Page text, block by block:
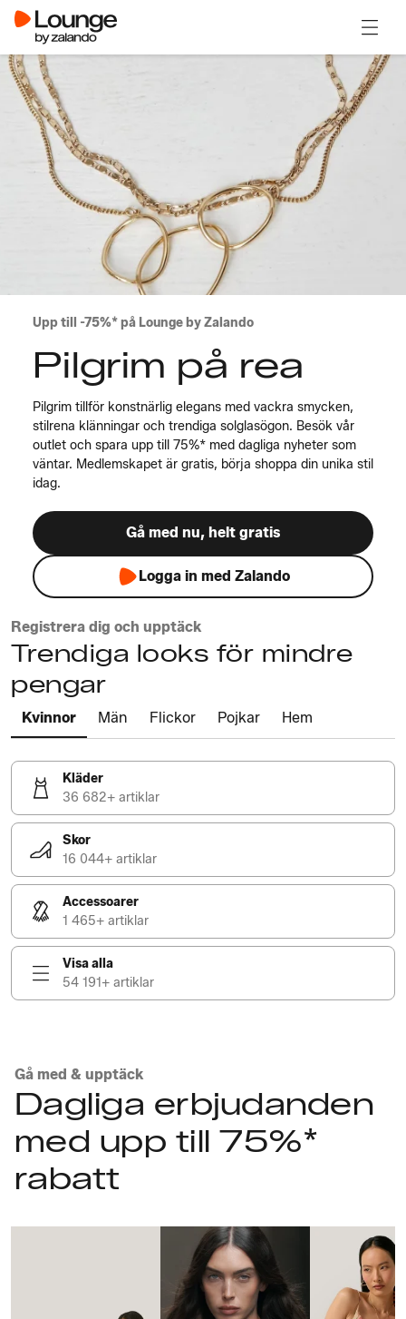
Upp till -75%* på Lounge by Zalando
Pilgrim på rea
Pilgrim tillför konstnärlig elegans med vackra smycken,
stilrena klänningar och trendiga solglasögon. Besök vår
outlet och spara upp till 75%* med dagliga nyheter som
väntar. Medlemskapet är gratis, börja shoppa din unika stil
idag.
Gå med nu, helt gratis
Logga in med Zalando
Registrera dig och upptäck
Trendiga looks för mindre
pengar
Kvinnor Män Flickor Pojkar Hem
Kläder
36 682+ artiklar
Skor
16 044+ artiklar
Accessoarer
1 465+ artiklar
Visa alla
54 191+ artiklar
Gå med & upptäck
Dagliga erbjudanden
med upp till 75%*
rabatt